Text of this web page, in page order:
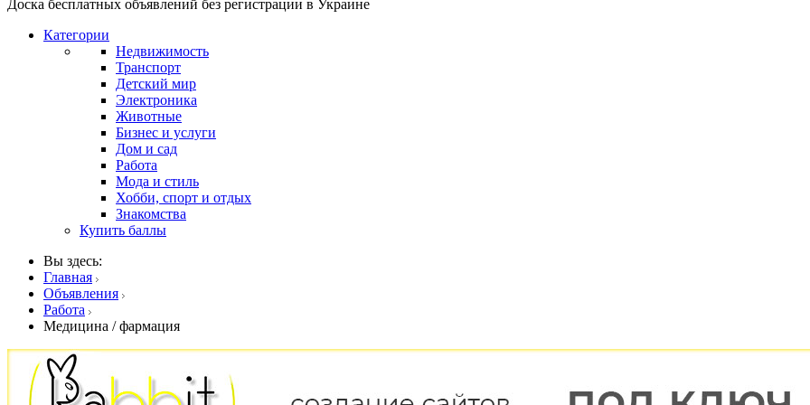
Доска бесплатных объявлений без регистрации в Украине
Категории
Недвижимость
Транспорт
Детский мир
Электроника
Животные
Бизнес и услуги
Дом и сад
Работа
Мода и стиль
Хобби, спорт и отдых
Знакомства
Купить баллы
Вы здесь:
Главная
Объявления
Работа
Медицина / фармация